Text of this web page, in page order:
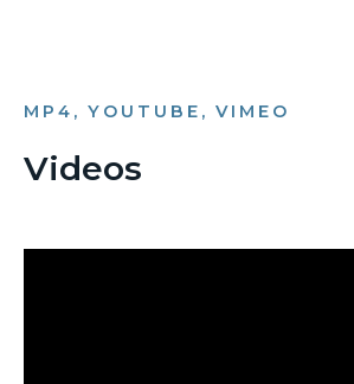
MP4, YOUTUBE, VIMEO
Videos